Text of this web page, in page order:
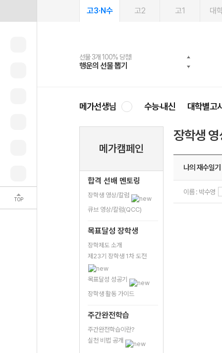
TOP
고3·N수 고2 고1 대
선물 3개 100% 당첨!
행운의 선물 뽑기
선물 100% 증정!
메가스터디 X 올리브
여름방학 스터디 캐시백
메가런 썸머스쿨
2027 러셀 단과
강사 공개선발
스마트러닝앱
설문 EVENT
메가패스
3일 무료 체험권
메가패스 수강생 무료혜택!
메가클럽 멤버십
사회공헌 캠페인
희망이룸 메가나눔
메가선생님 수능·내신 대학별고
메가캠페인
합격 선배 멘토링
장학생 영상/칼럼
큐브 영상/칼럼(QCC)
목표달성 장학생
장학제도 소개
제23기 장학생 1차 도전
목표달성 성공기
장학생 활동 가이드
주간완전학습
주간완전학습이란?
실천 비법 공개
장학생
나의 재수일기
이름 : 박수영